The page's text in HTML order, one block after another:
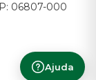
Ajuda
06807-000